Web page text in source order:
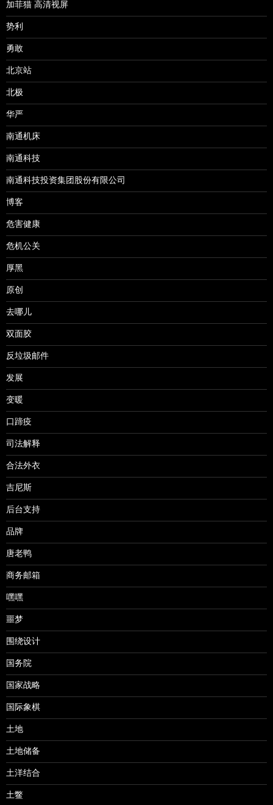
加菲猫 高清视屏
势利
勇敢
北京站
北极
华严
南通机床
南通科技
南通科技投资集团股份有限公司
博客
危害健康
危机公关
厚黑
原创
去哪儿
双面胶
反垃圾邮件
发展
变暖
口蹄疫
司法解释
合法外衣
吉尼斯
后台支持
品牌
唐老鸭
商务邮箱
嘿嘿
噩梦
围绕设计
国务院
国家战略
国际象棋
土地
土地储备
土洋结合
土鳖